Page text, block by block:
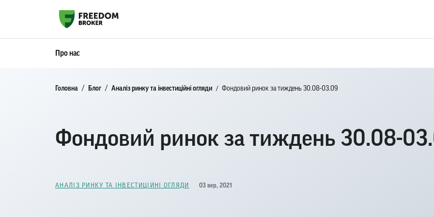
Про нас
Головна Блог Аналіз ринку та інвестиційні огляди Фондовий ринок за тиждень 30.08-03.09
Фондовий ринок за тиждень 30.08-
АНАЛІЗ РИНКУ ТА ІНВЕСТИЦІЙНІ ОГЛЯДИ 03 вер, 2021